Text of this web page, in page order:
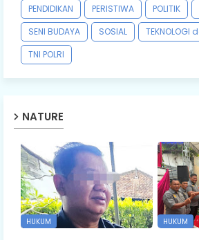
PENDIDIKAN
PERISTIWA POLITIK
SENI BUDAYA
SOSIAL
TEKNOLOGI
TNI POLRI
NATURE
HUKUM HUKUM